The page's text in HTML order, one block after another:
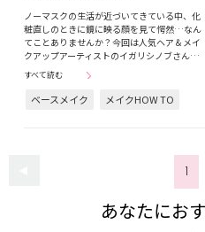
ノーマスクの生活が近づいてきている中、化
粧直しのときに鏡に映る顔を見て愕然…なん
てことありませんか？今回は人気ヘア＆メイ
クアップアーティストのイガリシノブさん…
すべて読む
ベースメイク メイクHOW TO
1
あなたにお